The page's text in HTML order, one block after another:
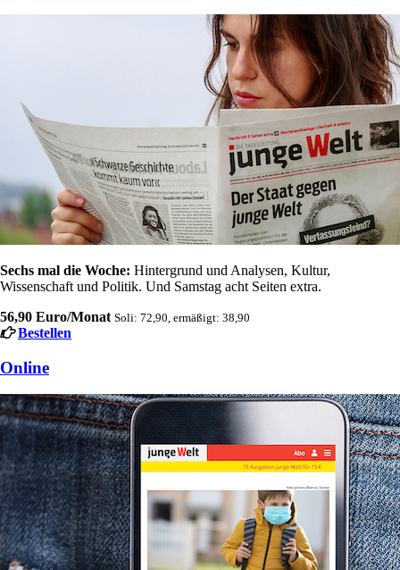
Sechs mal die Woche: Hintergrund und Analysen, Kultur,
Wissenschaft und Politik. Und Samstag acht Seiten extra.
56,90 Euro/Monat Soli: 72,90, ermäßigt: 38,90
Bestellen
Online